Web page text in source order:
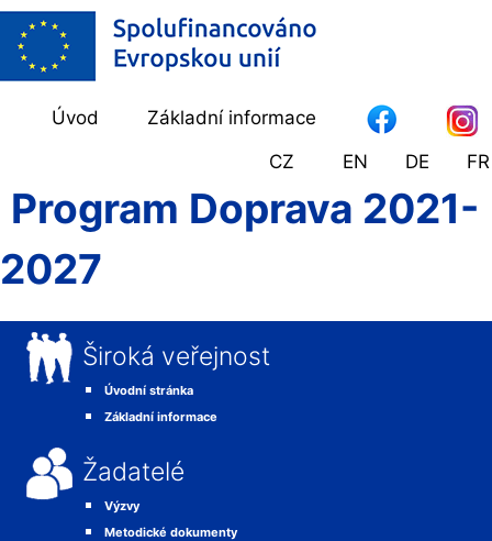
Úvod
Základní informace
CZ
EN DE FR
Program Doprava 2021-
2027
Široká veřejnost
Úvodní stránka
Základní informace
Žadatelé
Výzvy
Metodické dokumenty